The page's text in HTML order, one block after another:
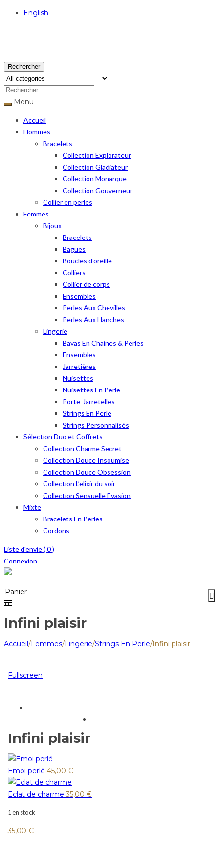
English
Rechercher
Menu
Accueil
Hommes
Bracelets
Collection Explorateur
Collection Gladiateur
Collection Monarque
Collection Gouverneur
Collier en perles
Femmes
Bijoux
Bracelets
Bagues
Boucles d’oreille
Colliers
Collier de corps
Ensembles
Perles Aux Chevilles
Perles Aux Hanches
Lingerie
Bayas En Chaines & Perles
Ensembles
Jarretières
Nuisettes
Nuisettes En Perle
Porte-Jarretelles
Strings En Perle
Strings Personnalisés
Sélection Duo et Coffrets
Collection Charme Secret
Collection Douce Insoumise
Collection Douce Obsession
Collection L’elixir du soir
Collection Sensuelle Evasion
Mixte
Bracelets En Perles
Cordons
Liste d'envie (0)
Connexion
Panier
0
Infini plaisir
Accueil/Femmes/Lingerie/Strings En Perle/Infini plaisir
Fullscreen
Infini plaisir
Emoi perlé 45,00 €
Eclat de charme 35,00 €
1 en stock
35,00 €